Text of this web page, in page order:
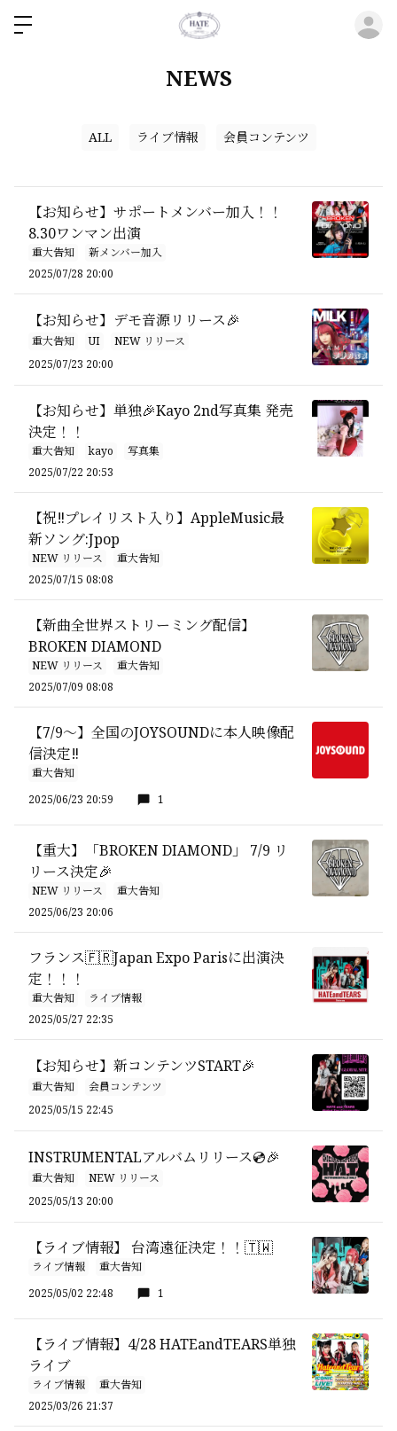
NEWS
ALL ライブ情報 会員コンテンツ
【お知らせ】サポートメンバー加入！！
8.30ワンマン出演
重大告知
新メンバー加入
2025/07/28 20:00
【お知らせ】デモ音源リリース🎉
重大告知 UI
NEW リリース
2025/07/23 20:00
【お知らせ】単独🎉Kayo 2nd写真集 発売
決定！！
重大告知 kayo
写真集
2025/07/22 20:53
【祝‼️プレイリスト入り】AppleMusic最
新ソング:Jpop
NEW リリース
重大告知
2025/07/15 08:08
【新曲全世界ストリーミング配信】
BROKEN DIAMOND
NEW リリース
重大告知
2025/07/09 08:08
【7/9〜】全国のJOYSOUNDに本人映像配
信決定‼️
重大告知
2025/06/23 20:59
1
【重大】「BROKEN DIAMOND」 7/9 リ
リース決定🎉
NEW リリース
重大告知
2025/06/23 20:06
フランス🇫🇷Japan Expo Parisに出演決
定！！！
重大告知
ライブ情報
2025/05/27 22:35
【お知らせ】新コンテンツSTART🎉
重大告知
会員コンテンツ
2025/05/15 22:45
INSTRUMENTALアルバムリリース💿🎉
重大告知
NEW リリース
2025/05/13 20:00
【ライブ情報】 台湾遠征決定！！🇹🇼
ライブ情報
重大告知
2025/05/02 22:48
1
【ライブ情報】4/28 HATEandTEARS単独
ライブ
ライブ情報
重大告知
2025/03/26 21:37